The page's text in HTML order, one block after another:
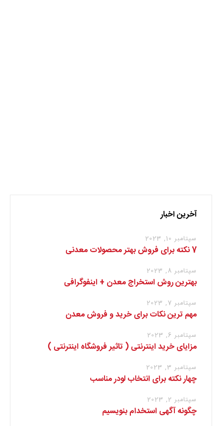
آخرین اخبار
سپتامبر 10, 2023
7 نکته برای فروش بهتر محصولات معدنی
سپتامبر 8, 2023
بهترین روش استخراج معدن + اینفوگرافی
سپتامبر 7, 2023
مهم ترین نکات برای خرید و فروش معدن
سپتامبر 6, 2023
مزایای خرید اینترنتی ( تاثیر فروشگاه اینترنتی )
سپتامبر 3, 2023
چهار نکته برای انتخاب لودر مناسب
سپتامبر 2, 2023
چگونه آگهی استخدام بنویسیم